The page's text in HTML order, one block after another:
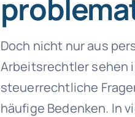
Doch nicht nur aus
Arbeitsrechtler sehen
steuerrechtliche
häufige Bedenken. In